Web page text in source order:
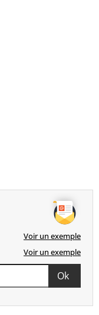
Voir un exemple
Voir un exemple